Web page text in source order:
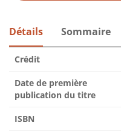
Détails Sommaire
Crédit
Date de première
publication du titre
ISBN